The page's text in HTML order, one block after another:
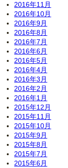
2016年11月
2016年10月
2016年9月
2016年8月
2016年7月
2016年6月
2016年5月
2016年4月
2016年3月
2016年2月
2016年1月
2015年12月
2015年11月
2015年10月
2015年9月
2015年8月
2015年7月
2015年6月